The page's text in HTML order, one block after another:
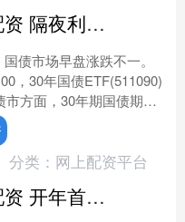
寻钱网配资 隔夜利率或成“新锚”，短端资金面有望保持合理充裕，30年国债ETF涨0.08%
债市场早盘涨跌不一。
，30年国债ETF(511090)
市方面，30年期国债期货
新价为11....
分类： 网上配资平台
寻钱网配资 开年首月8家券商被证监会“点名”, 经纪业务是受罚重灾区